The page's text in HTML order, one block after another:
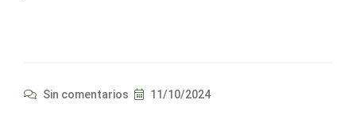
Sin comentarios 11/10/2024